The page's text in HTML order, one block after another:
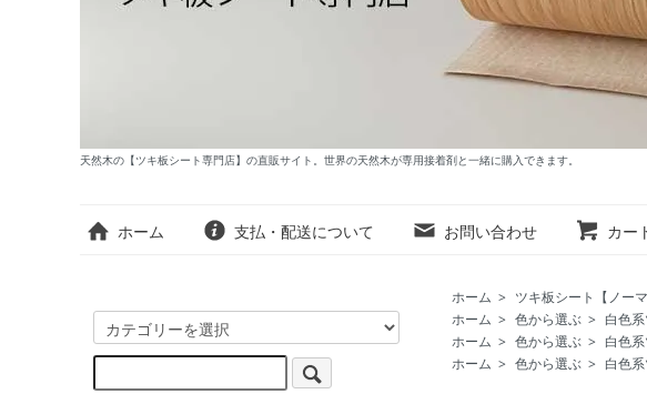
天然木の【ツキ板シート専門店】の直販サイト。世界の天然木が専用接着剤と一緒に購入できます。
ホーム 支払・配送について お問い合わせ カー
ホーム > ツキ板シート【ノーマ
ホーム > 色から選ぶ > 白色
ホーム > 色から選ぶ > 白色
ホーム > 色から選ぶ > 白色